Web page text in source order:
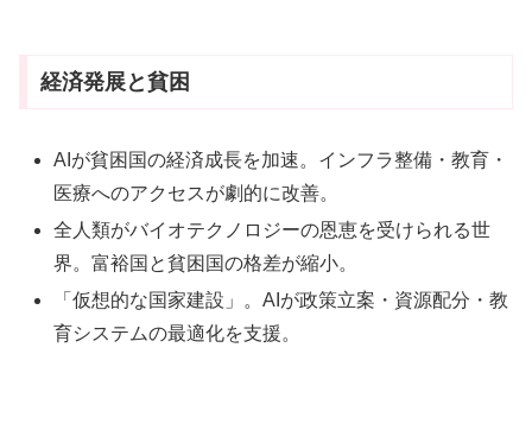
経済発展と貧困
AIが貧困国の経済成長を加速。インフラ整備・教育・
医療へのアクセスが劇的に改善。
全人類がバイオテクノロジーの恩恵を受けられる世
界。富裕国と貧困国の格差が縮小。
「仮想的な国家建設」。AIが政策立案・資源配分・教
育システムの最適化を支援。